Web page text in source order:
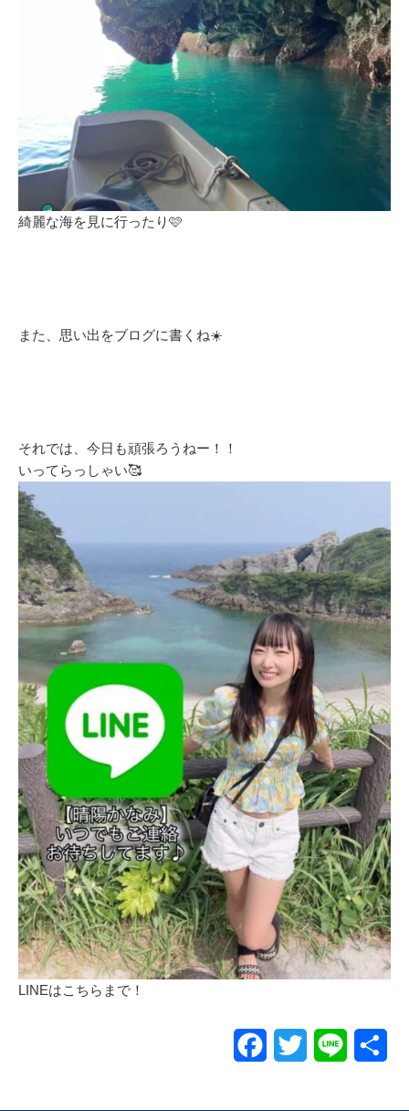
綺麗な海を見に行ったり🩷
また、思い出をブログに書くね☀️
それでは、今日も頑張ろうねー！！
いってらっしゃい🥰
LINEはこちらまで！
Facebook
Twitter Line